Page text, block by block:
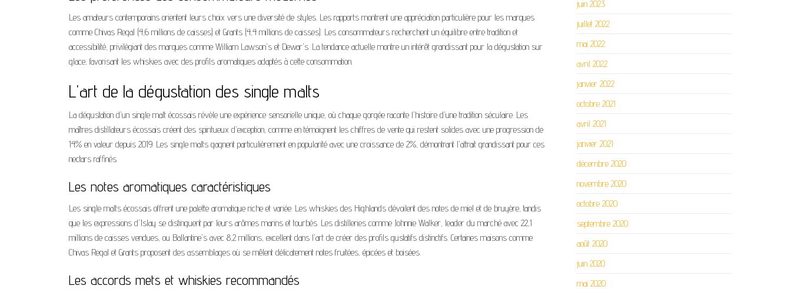
Les amateurs contemporains orientent leurs choix vers une diversité de styles. Les rapports montrent une appréciation particulière pour les marques
comme Chivas Regal (4,6 millions de caisses) et Grants (4,4 millions de caisses). Les consommateurs recherchent un équilibre entre tradition et
accessibilité, privilégiant des marques comme William Lawson's et Dewar's. La tendance actuelle montre un intérêt grandissant pour la dégustation sur
glace, favorisant les whiskies avec des profils aromatiques adaptés à cette consommation.
L'art de la dégustation des single malts
La dégustation d'un single malt écossais révèle une expérience sensorielle unique, où chaque gorgée raconte l'histoire d'une tradition séculaire. Les
maîtres distillateurs écossais créent des spiritueux d'exception, comme en témoignent les chiffres de vente qui restent solides avec une progression de
14% en valeur depuis 2019. Les single malts gagnent particulièrement en popularité avec une croissance de 2%, démontrant l'attrait grandissant pour ces
nectars raffinés.
Les notes aromatiques caractéristiques
Les single malts écossais offrent une palette aromatique riche et variée. Les whiskies des Highlands dévoilent des notes de miel et de bruyère, tandis
que les expressions d'Islay se distinguent par leurs arômes marins et tourbés. Les distilleries comme Johnnie Walker, leader du marché avec 22,1
millions de caisses vendues, ou Ballantine's avec 8,2 millions, excellent dans l'art de créer des profils gustatifs distinctifs. Certaines maisons comme
Chivas Regal et Grants proposent des assemblages où se mêlent délicatement notes fruitées, épicées et boisées.
Les accords mets et whiskies recommandés
juin 2023
juillet 2022
mai 2022
avril 2022
janvier 2022
octobre 2021
avril 2021
janvier 2021
décembre 2020
novembre 2020
octobre 2020
septembre 2020
août 2020
juin 2020
mai 2020